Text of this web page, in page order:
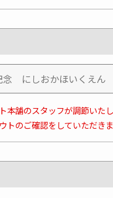
舗のスタッフが調節いたし
のご確認をしていただき